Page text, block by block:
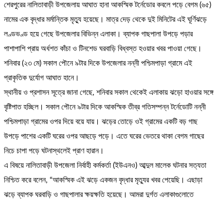
শেরপুরের নালিতাবাড়ী উপজেলায় আঘাত হানা আকস্মিক টর্নেডোর কবলে পড়ে বেগম (৬৫)
নামের এক বৃদ্ধার মর্মান্তিক মৃত্যু হয়েছে। মাত্র দেড় থেকে দুই মিনিটের এই ঘূর্ণিঝড়ে
লণ্ডভণ্ড হয়ে গেছে উপজেলার বিভিন্ন এলাকা। ব্যাপক গাছপালা উপড়ে পড়ার
পাশাপাশি প্রায় অর্ধশত কাঁচা ও টিনশেড ঘরবাড়ি বিধ্বস্ত হওয়ার খবর পাওয়া গেছে।
​শনিবার (২৩ মে) সকাল পৌনে ৯টার দিকে উপজেলার নন্নী পশ্চিমপাড়া গ্রামে এই
প্রাকৃতিক দুর্যোগ আঘাত হানে।
​স্থানীয় ও প্রশাসন সূত্রে জানা গেছে, শনিবার সকাল থেকেই এলাকায় ঝড়ো হাওয়ার সঙ্গে
বৃষ্টিপাত হচ্ছিল। সকাল পৌনে ৯টার দিকে আকস্মিক তীব্র গতিসম্পন্ন টর্নেডোটি নন্নী
পশ্চিমপাড়া গ্রামের ওপর দিয়ে বয়ে যায়। ঝড়ের তোড়ে ওই গ্রামের একটি বড় গাছ
উপড়ে পাশের একটি ঘরের ওপর আছড়ে পড়ে। এতে ঘরের ভেতরে থাকা বেগম গাছের
নিচে চাপা পড়ে ঘটনাস্থলেই প্রাণ হারান।
​এ বিষয়ে নালিতাবাড়ী উপজেলা নির্বাহী কর্মকর্তা (ইউএনও) আব্দুল মালেক ঘটনার সত্যতা
নিশ্চিত করে বলেন, “আকস্মিক এই ঝড়ে একজন বৃদ্ধার মৃত্যুর খবর পেয়েছি। এছাড়া
ঝড়ে ব্যাপক ঘরবাড়ি ও গাছপালার ক্ষয়ক্ষতি হয়েছে। আমরা দুর্গত এলাকাগুলোতে